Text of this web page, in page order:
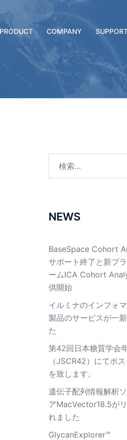
PRODUCT COMPANY
NEWS
BaseSpace Cohort
サポート終了と新プ
ームICA Cohort
供開始
イルミナのインフォ
製品のサービスが一
た
第42回日本糖質学会
（JSCR42）にてポ
を致します。
遺伝子配列情報解析
アMacVector18.5が
れました
GlycanExplorer™